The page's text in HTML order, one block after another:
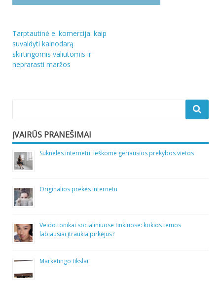
Navigacija
tarp
įrašų
Tarptautinė e. komercija: kaip
suvaldyti kainodarą
skirtingomis valiutomis ir
neprarasti maržos
ĮVAIRŪS PRANEŠIMAI
Suknelės internetu: ieškome geriausios prekybos vietos
Originalios prekės internetu
Veido tonikai socialiniuose tinkluose: kokios temos
labiausiai įtraukia pirkėjus?
Marketingo tikslai